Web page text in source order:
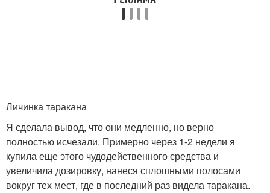
Личинка таракана
Я сделала вывод, что они медленно, но верно
полностью исчезали. Примерно через 1-2 недели я
купила еще этого чудодейственного средства и
увеличила дозировку, нанеся сплошными полосами
вокруг тех мест, где в последний раз видела таракана.